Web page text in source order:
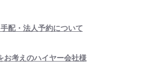
配・法人予約について
お考えのハイヤー会社様